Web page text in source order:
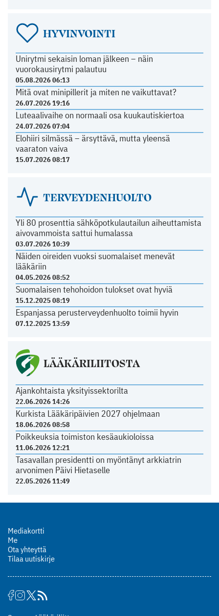
HYVINVOINTI
Unirytmi sekaisin loman jälkeen – näin
vuorokausirytmi palautuu
05.08.2026 06:13
Mitä ovat minipillerit ja miten ne vaikuttavat?
26.07.2026 19:16
Luteaalivaihe on normaali osa kuukautiskiertoa
24.07.2026 07:04
Elohiiri silmässä – ärsyttävä, mutta yleensä
vaaraton vaiva
15.07.2026 08:17
TERVEYDENHUOLTO
Yli 80 prosenttia sähköpotkulautailun aiheuttamista
aivovammoista sattui humalassa
03.07.2026 10:39
Näiden oireiden vuoksi suomalaiset menevät
lääkäriin
04.05.2026 08:52
Suomalaisen tehohoidon tulokset ovat hyviä
15.12.2025 08:19
Espanjassa perusterveydenhuolto toimii hyvin
07.12.2025 13:59
LÄÄKÄRILIITOSTA
Ajankohtaista yksityissektorilta
22.06.2026 14:26
Kurkista Lääkäripäivien 2027 ohjelmaan
18.06.2026 08:58
Poikkeuksia toimiston kesäaukioloissa
11.06.2026 12:21
Tasavallan presidentti on myöntänyt arkkiatrin
arvonimen Päivi Hietaselle
22.05.2026 11:49
Mediakortti
Me
Ota yhteyttä
Tilaa uutiskirje